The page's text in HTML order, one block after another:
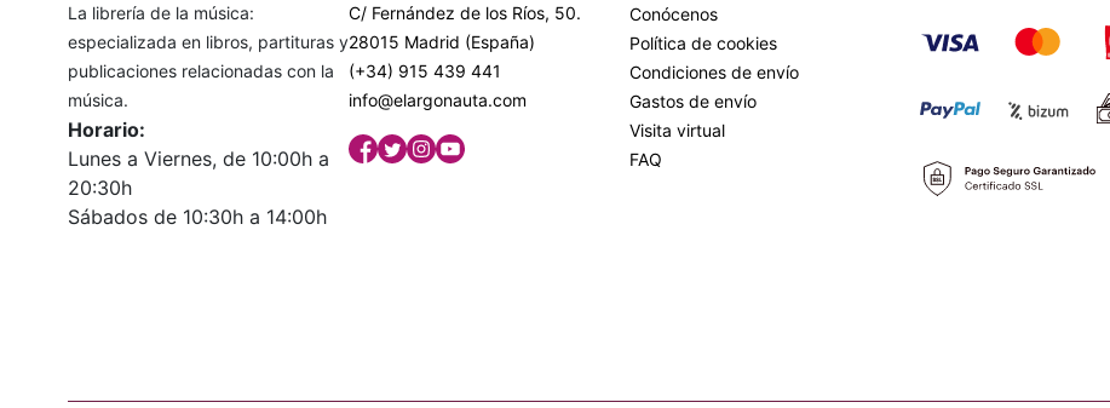
La librería de la música:
especializada en libros, partituras y
publicaciones relacionadas con la
música.
Horario:
Lunes a Viernes, de 10:00h a
20:30h
Sábados de 10:30h a 14:00h
C/ Fernández de los Ríos, 50.
28015 Madrid (España)
(+34) 915 439 441
info@elargonauta.com
Conócenos
Política de cookies
Condiciones de envío
Gastos de envío
Visita virtual
FAQ